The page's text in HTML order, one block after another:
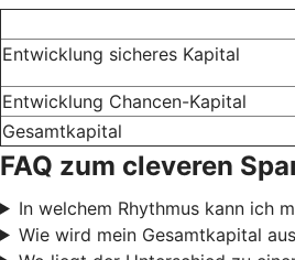
Entwicklung sicheres Kapital
Entwicklung Chancen-Kapital
Gesamtkapital
FAQ zum cleveren
In welchem Rhythmus kann ich
Wie wird mein Gesamtkapital